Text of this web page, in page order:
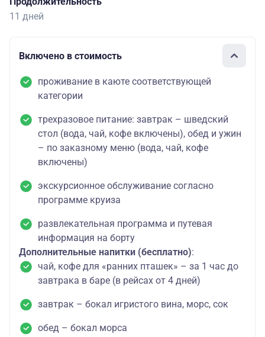
11 дней
Включено в стоимость
проживание в каюте соответствующей
категории
трехразовое питание: завтрак – шведский
стол (вода, чай, кофе включены), обед и ужин
– по заказному меню (вода, чай, кофе
включены)
экскурсионное обслуживание согласно
программе круиза
развлекательная программа и путевая
информация на борту
Дополнительные напитки (бесплатно):
чай, кофе для «ранних пташек» – за 1 час до
завтрака в баре (в рейсах от 4 дней)
завтрак – бокал игристого вина, морс, сок
обед – бокал морса